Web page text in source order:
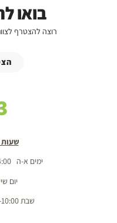
בואו
רוצה להצטרף
שעות
ימים א-ה 08:00-14:00 / 18:00-20:00
יום שישי
שבת 08:00-10:00 / 18:00-20:00